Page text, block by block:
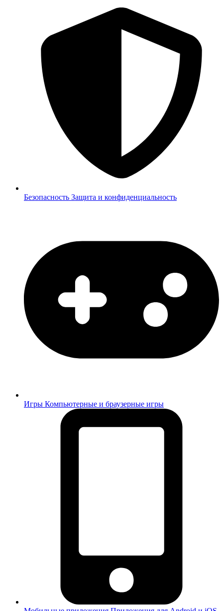
Безопасность Защита и конфиденциальность
Игры Компьютерные и браузерные игры